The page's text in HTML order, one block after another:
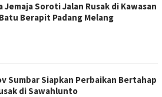
Jemaja Soroti Jalan Rusak di Kawasan
Berapit Padang Melang
Sumbar Siapkan Perbaikan Bertahap
di Sawahlunto